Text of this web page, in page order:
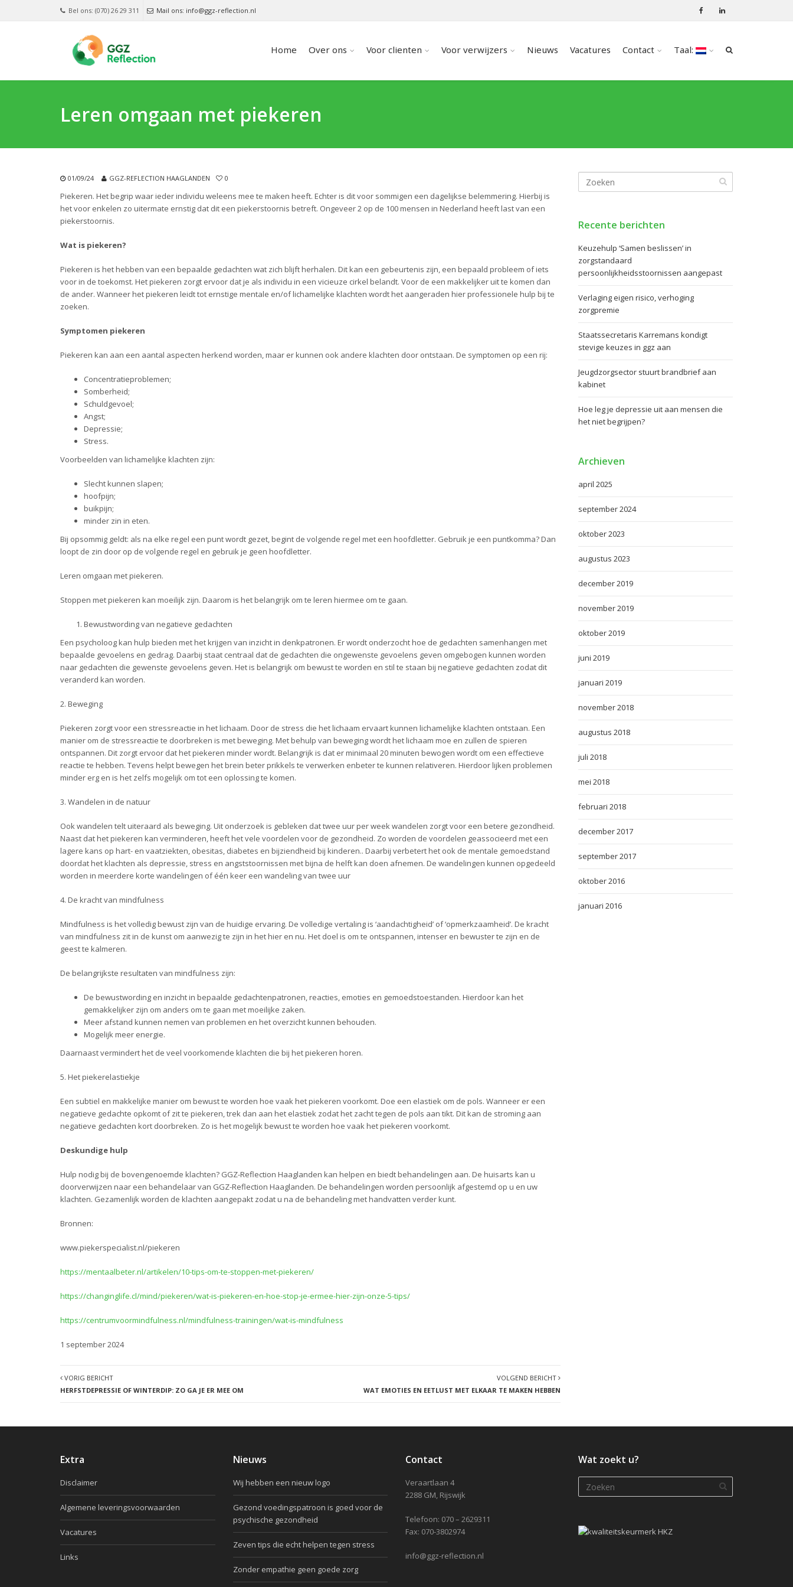
Bel ons: (070) 26 29 311 Mail ons: info@ggz-reflection.nl
Home Over ons Voor clienten Voor verwijzers Nieuws Vacatures Contact Taal:
Leren omgaan met piekeren
01/09/24 GGZ-REFLECTION HAAGLANDEN 0
Piekeren. Het begrip waar ieder individu weleens mee te maken heeft. Echter is dit voor sommigen een dagelijkse belemmering. Hierbij is
het voor enkelen zo uitermate ernstig dat dit een piekerstoornis betreft. Ongeveer 2 op de 100 mensen in Nederland heeft last van een
piekerstoornis.
Wat is piekeren?
Piekeren is het hebben van een bepaalde gedachten wat zich blijft herhalen. Dit kan een gebeurtenis zijn, een bepaald probleem of iets
voor in de toekomst. Het piekeren zorgt ervoor dat je als individu in een vicieuze cirkel belandt. Voor de een makkelijker uit te komen dan
de ander. Wanneer het piekeren leidt tot ernstige mentale en/of lichamelijke klachten wordt het aangeraden hier professionele hulp bij te
zoeken.
Symptomen piekeren
Piekeren kan aan een aantal aspecten herkend worden, maar er kunnen ook andere klachten door ontstaan. De symptomen op een rij:
Concentratieproblemen;
Somberheid;
Schuldgevoel;
Angst;
Depressie;
Stress.
Voorbeelden van lichamelijke klachten zijn:
Slecht kunnen slapen;
hoofpijn;
buikpijn;
minder zin in eten.
Bij opsommig geldt: als na elke regel een punt wordt gezet, begint de volgende regel met een hoofdletter. Gebruik je een puntkomma? Dan
loopt de zin door op de volgende regel en gebruik je geen hoofdletter.
Leren omgaan met piekeren.
Stoppen met piekeren kan moeilijk zijn. Daarom is het belangrijk om te leren hiermee om te gaan.
Bewustwording van negatieve gedachten
Een psycholoog kan hulp bieden met het krijgen van inzicht in denkpatronen. Er wordt onderzocht hoe de gedachten samenhangen met
bepaalde gevoelens en gedrag. Daarbij staat centraal dat de gedachten die ongewenste gevoelens geven omgebogen kunnen worden
naar gedachten die gewenste gevoelens geven. Het is belangrijk om bewust te worden en stil te staan bij negatieve gedachten zodat dit
veranderd kan worden.
2. Beweging
Piekeren zorgt voor een stressreactie in het lichaam. Door de stress die het lichaam ervaart kunnen lichamelijke klachten ontstaan. Een
manier om de stressreactie te doorbreken is met beweging. Met behulp van beweging wordt het lichaam moe en zullen de spieren
ontspannen. Dit zorgt ervoor dat het piekeren minder wordt. Belangrijk is dat er minimaal 20 minuten bewogen wordt om een effectieve
reactie te hebben. Tevens helpt bewegen het brein beter prikkels te verwerken enbeter te kunnen relativeren. Hierdoor lijken problemen
minder erg en is het zelfs mogelijk om tot een oplossing te komen.
3. Wandelen in de natuur
Ook wandelen telt uiteraard als beweging. Uit onderzoek is gebleken dat twee uur per week wandelen zorgt voor een betere gezondheid.
Naast dat het piekeren kan verminderen, heeft het vele voordelen voor de gezondheid. Zo worden de voordelen geassocieerd met een
lagere kans op hart- en vaatziekten, obesitas, diabetes en bijziendheid bij kinderen.. Daarbij verbetert het ook de mentale gemoedstand
doordat het klachten als depressie, stress en angststoornissen met bijna de helft kan doen afnemen. De wandelingen kunnen opgedeeld
worden in meerdere korte wandelingen of één keer een wandeling van twee uur
4. De kracht van mindfulness
Mindfulness is het volledig bewust zijn van de huidige ervaring. De volledige vertaling is ‘aandachtigheid’ of ‘opmerkzaamheid’. De kracht
van mindfulness zit in de kunst om aanwezig te zijn in het hier en nu. Het doel is om te ontspannen, intenser en bewuster te zijn en de
geest te kalmeren.
De belangrijkste resultaten van mindfulness zijn:
De bewustwording en inzicht in bepaalde gedachtenpatronen, reacties, emoties en gemoedstoestanden. Hierdoor kan het
gemakkelijker zijn om anders om te gaan met moeilijke zaken.
Meer afstand kunnen nemen van problemen en het overzicht kunnen behouden.
Mogelijk meer energie.
Daarnaast vermindert het de veel voorkomende klachten die bij het piekeren horen.
5. Het piekerelastiekje
Een subtiel en makkelijke manier om bewust te worden hoe vaak het piekeren voorkomt. Doe een elastiek om de pols. Wanneer er een
negatieve gedachte opkomt of zit te piekeren, trek dan aan het elastiek zodat het zacht tegen de pols aan tikt. Dit kan de stroming aan
negatieve gedachten kort doorbreken. Zo is het mogelijk bewust te worden hoe vaak het piekeren voorkomt.
Deskundige hulp
Hulp nodig bij de bovengenoemde klachten? GGZ-Reflection Haaglanden kan helpen en biedt behandelingen aan. De huisarts kan u
doorverwijzen naar een behandelaar van GGZ-Reflection Haaglanden. De behandelingen worden persoonlijk afgestemd op u en uw
klachten. Gezamenlijk worden de klachten aangepakt zodat u na de behandeling met handvatten verder kunt.
Bronnen:
www.piekerspecialist.nl/piekeren
https://mentaalbeter.nl/artikelen/10-tips-om-te-stoppen-met-piekeren/
https://changinglife.cl/mind/piekeren/wat-is-piekeren-en-hoe-stop-je-ermee-hier-zijn-onze-5-tips/
https://centrumvoormindfulness.nl/mindfulness-trainingen/wat-is-mindfulness
1 september 2024
VORIG BERICHT
HERFSTDEPRESSIE OF WINTERDIP: ZO GA JE ER MEE OM
VOLGEND BERICHT
WAT EMOTIES EN EETLUST MET ELKAAR TE MAKEN HEBBEN
Recente berichten
Keuzehulp ‘Samen beslissen’ in
zorgstandaard
persoonlijkheidsstoornissen aangepast
Verlaging eigen risico, verhoging
zorgpremie
Staatssecretaris Karremans kondigt
stevige keuzes in ggz aan
Jeugdzorgsector stuurt brandbrief aan
kabinet
Hoe leg je depressie uit aan mensen die
het niet begrijpen?
Archieven
april 2025
september 2024
oktober 2023
augustus 2023
december 2019
november 2019
oktober 2019
juni 2019
januari 2019
november 2018
augustus 2018
juli 2018
mei 2018
februari 2018
december 2017
september 2017
oktober 2016
januari 2016
Extra
Disclaimer
Algemene leveringsvoorwaarden
Vacatures
Links
Nieuws
Wij hebben een nieuw logo
Gezond voedingspatroon is goed voor de
psychische gezondheid
Zeven tips die echt helpen tegen stress
Zonder empathie geen goede zorg
Contact
Veraartlaan 4
2288 GM, Rijswijk
Telefoon: 070 – 2629311
Fax: 070-3802974
info@ggz-reflection.nl
Wat zoekt u?